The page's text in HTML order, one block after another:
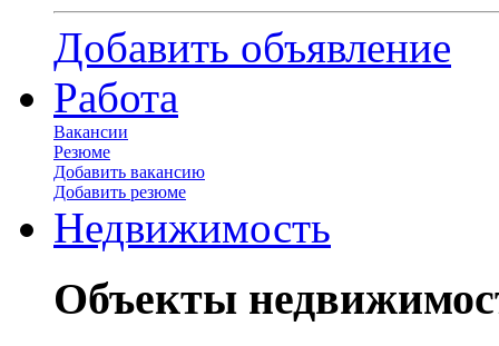
Добавить объявление
Работа
Вакансии
Резюме
Добавить вакансию
Добавить резюме
Недвижимость
Объекты